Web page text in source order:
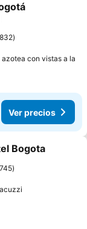
con vistas a la
Ver precios
Bogota